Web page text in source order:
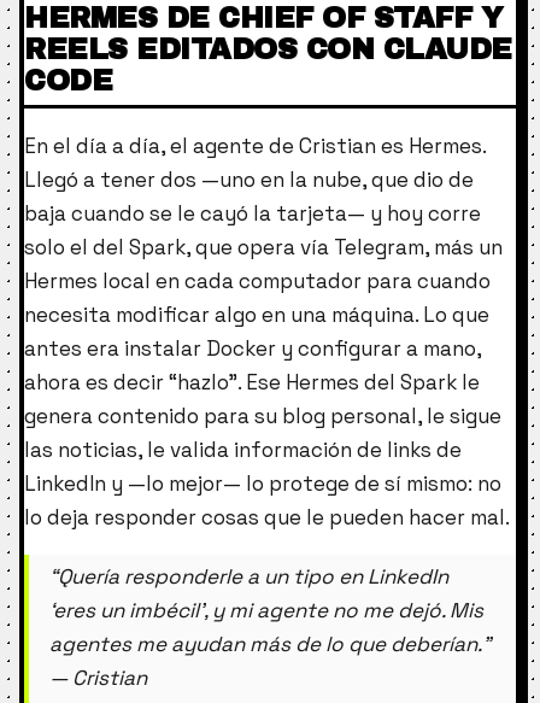
HERMES DE CHIEF OF STAFF Y
REELS EDITADOS CON CLAUDE
CODE
En el día a día, el agente de Cristian es Hermes.
Llegó a tener dos —uno en la nube, que dio de
baja cuando se le cayó la tarjeta— y hoy corre
solo el del Spark, que opera vía Telegram, más un
Hermes local en cada computador para cuando
necesita modificar algo en una máquina. Lo que
antes era instalar Docker y configurar a mano,
ahora es decir “hazlo”. Ese Hermes del Spark le
genera contenido para su blog personal, le sigue
las noticias, le valida información de links de
LinkedIn y —lo mejor— lo protege de sí mismo: no
lo deja responder cosas que le pueden hacer mal.
“Quería responderle a un tipo en LinkedIn
‘eres un imbécil’, y mi agente no me dejó. Mis
agentes me ayudan más de lo que deberían.”
— Cristian